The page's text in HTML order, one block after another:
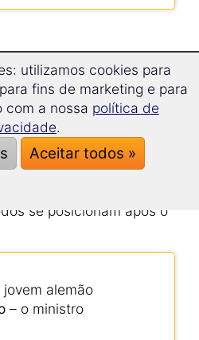
podem vir antes ou
os adjetivos
nacionalidade,
se posicionam após o
jovem alemão
– o ministro
utilizamos cookies para
fins de marketing e para
com a nossa política de
.
Aceitar todos »